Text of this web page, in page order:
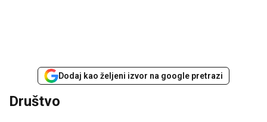
Dodaj kao željeni izvor na google pretrazi
Društvo